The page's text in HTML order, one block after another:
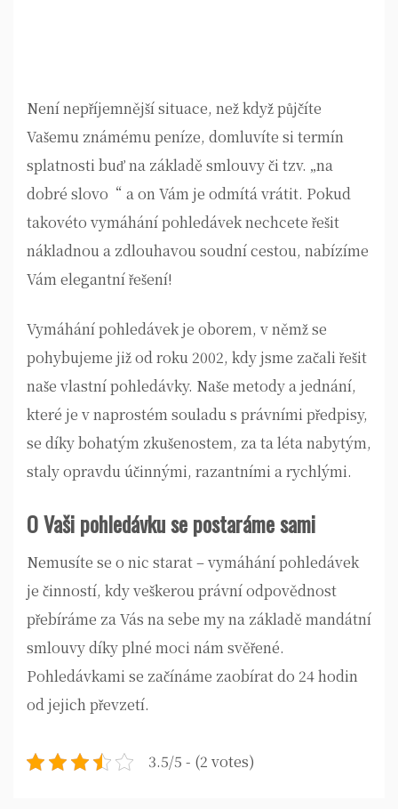
Není nepříjemnější situace, než když půjčíte
Vašemu známému peníze, domluvíte si termín
splatnosti buď na základě smlouvy či tzv. „na
dobré slovo“ a on Vám je odmítá vrátit. Pokud
takovéto vymáhání pohledávek nechcete řešit
nákladnou a zdlouhavou soudní cestou, nabízíme
Vám elegantní řešení!
Vymáhání pohledávekje oborem, v němž se
pohybujeme již od roku 2002, kdy jsme začali řešit
naše vlastní pohledávky. Naše metody a jednání,
které je v naprostém souladu s právními předpisy,
se díky bohatým zkušenostem, za ta léta nabytým,
staly opravdu účinnými, razantními a rychlými.
O Vaši pohledávku se postaráme sami
Nemusíte se o nic starat – vymáhání pohledávek
je činností, kdy veškerou právní odpovědnost
přebíráme za Vás na sebe my na základě mandátní
smlouvy díky plné moci nám svěřené.
Pohledávkami se začínáme zaobírat do 24 hodin
od jejich převzetí.
3.5/5 - (2 votes)